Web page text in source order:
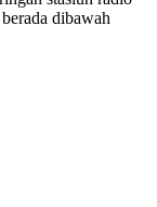
dibawah